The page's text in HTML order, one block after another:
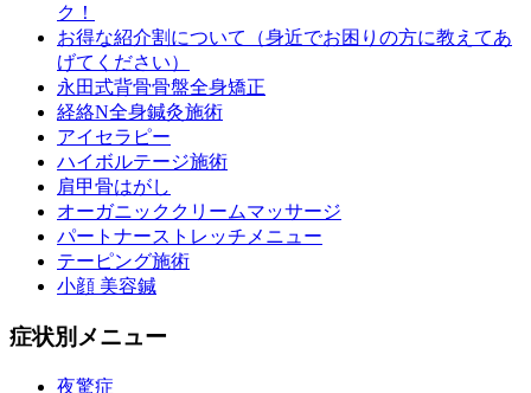
ク！
お得な紹介割について（身近でお困りの方に教えてあ
げてください）
永田式背骨骨盤全身矯正
経絡N全身鍼灸施術
アイセラピー
ハイボルテージ施術
肩甲骨はがし
オーガニッククリームマッサージ
パートナーストレッチメニュー
テーピング施術
小顔 美容鍼
症状別メニュー
夜驚症